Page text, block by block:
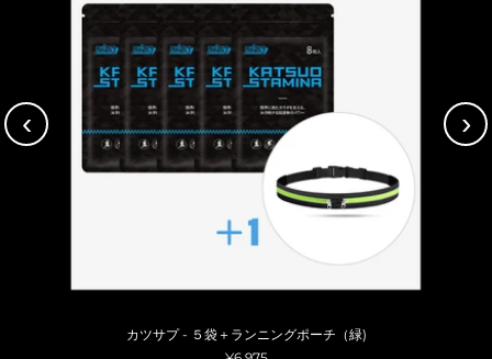
カツサプ - ５袋＋ランニングポーチ（緑)
‹ ›